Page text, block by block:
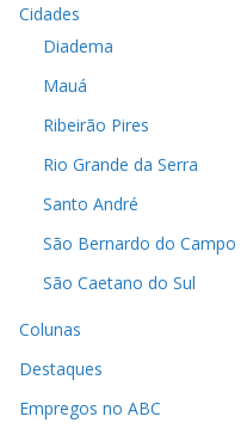
Cidades
Diadema
Mauá
Ribeirão Pires
Rio Grande da Serra
Santo André
São Bernardo do Campo
São Caetano do Sul
Colunas
Destaques
Empregos no ABC